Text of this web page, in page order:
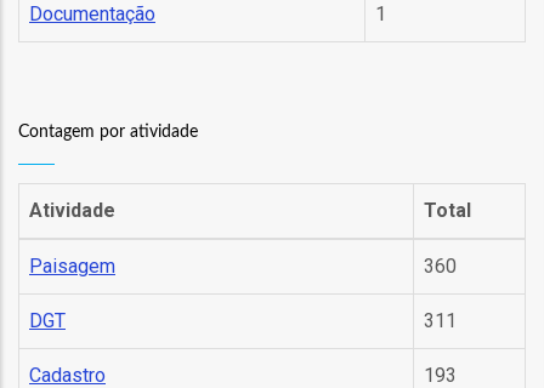
Documentação 1
Contagem por atividade
Atividade Total
Paisagem 360
DGT 311
Cadastro 193